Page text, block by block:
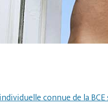
connue de la